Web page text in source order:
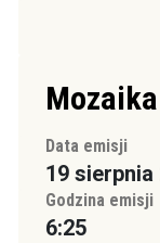
Data emisji
19 sierpnia
Godzina emisji
6:25